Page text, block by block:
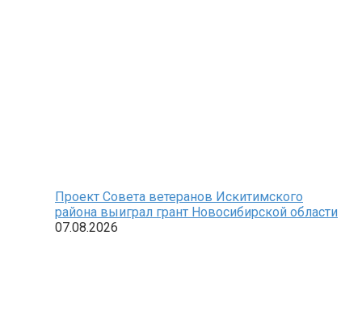
Проект Совета ветеранов Искитимского
района выиграл грант Новосибирской области
07.08.2026